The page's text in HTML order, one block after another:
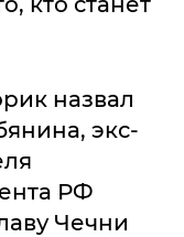
назвал
экс-
РФ
Чечни